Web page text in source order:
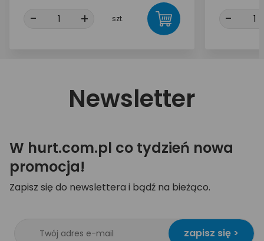
- + szt. -
Newsletter
W hurt.com.pl co tydzień nowa
promocja!
Zapisz się do newslettera i bądź na bieżąco.
zapisz się >